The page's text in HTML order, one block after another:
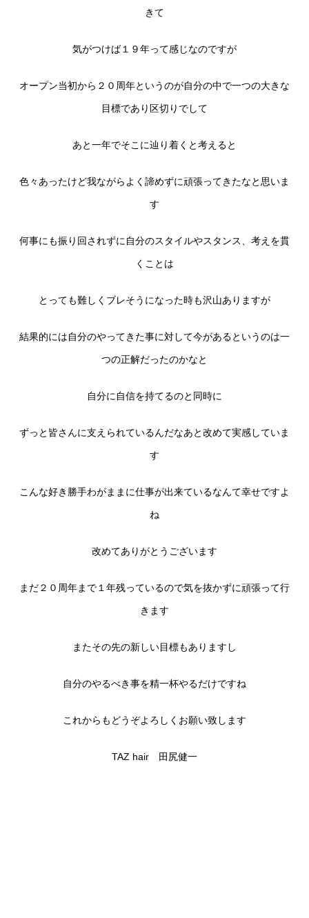
きて
気がつけば１９年って感じなのですが
オープン当初から２０周年というのが自分の中で一つの大きな
目標であり区切りでして
あと一年でそこに辿り着くと考えると
色々あったけど我ながらよく諦めずに頑張ってきたなと思いま
す
何事にも振り回されずに自分のスタイルやスタンス、考えを貫
くことは
とっても難しくブレそうになった時も沢山ありますが
結果的には自分のやってきた事に対して今があるというのは一
つの正解だったのかなと
自分に自信を持てるのと同時に
ずっと皆さんに支えられているんだなあと改めて実感していま
す
こんな好き勝手わがままに仕事が出来ているなんて幸せですよ
ね
改めてありがとうございます
まだ２０周年まで１年残っているので気を抜かずに頑張って行
きます
またその先の新しい目標もありますし
自分のやるべき事を精一杯やるだけですね
これからもどうぞよろしくお願い致します
TAZ hair 田尻健一